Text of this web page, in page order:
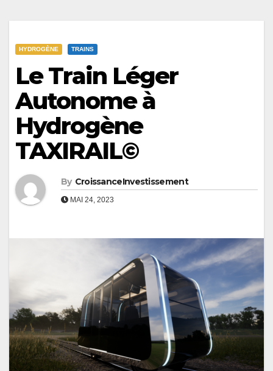
HYDROGÈNE TRAINS
Le Train Léger
Autonome à
Hydrogène
TAXIRAIL©
By CroissanceInvestissement
MAI 24, 2023